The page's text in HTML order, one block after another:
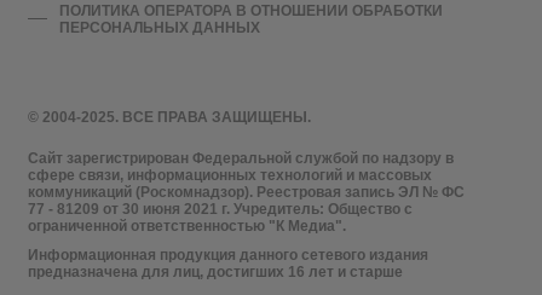
© 2004-2025. ВСЕ ПРАВА ЗАЩИЩЕНЫ.
Сайт зарегистрирован Федеральной службой по надзору в
сфере связи, информационных технологий и массовых
коммуникаций (Роскомнадзор). Реестровая запись ЭЛ № ФС
77 - 81209 от 30 июня 2021 г. Учредитель: Общество с
ограниченной ответственностью "К Медиа".
Информационная продукция данного сетевого издания
предназначена для лиц, достигших 16 лет и старше
ПОЛИТИКА ОПЕРАТОРА В ОТНОШЕНИИ ОБРАБОТКИ
ПЕРСОНАЛЬНЫХ ДАННЫХ